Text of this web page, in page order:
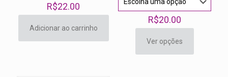
R$22.00
Adicionar ao carrinho
R$20.00
Ver opções
produto